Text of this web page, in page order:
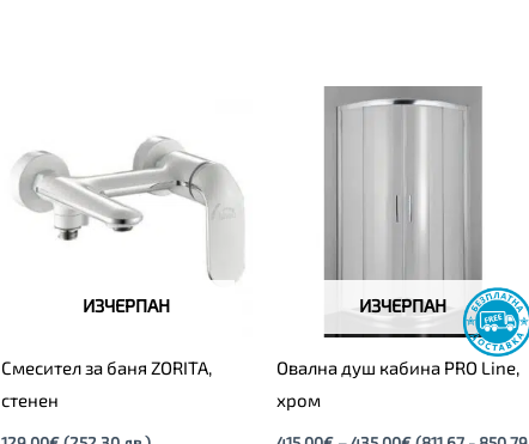
ИЗЧЕРПАН
Смесител за баня ZORITA,
стенен
ИЗЧЕРПАН
Овална душ кабина PRO Line,
хром